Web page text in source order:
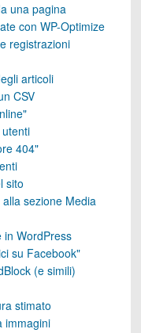
una pagina
con WP-Optimize
registrazioni
articoli
CSV
404"
sito
sezione Media
in WordPress
su Facebook"
(e simili)
stimato
immagini